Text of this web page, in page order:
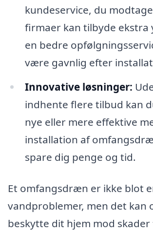
kundeservice, du
firmaer kan tilbyde ekstra
en bedre
være gavnlig efter
Innovative løsninger:
indhente flere tilbud kan
nye eller mere effektive
installation af
spare dig penge og tid.
Et omfangsdræn er ikke blot
vandproblemer, men det kan
beskytte dit hjem mod